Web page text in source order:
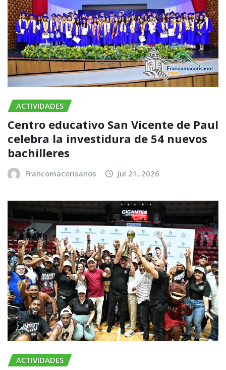
ACTIVIDADES
Centro educativo San Vicente de Paul
celebra la investidura de 54 nuevos
bachilleres
Francomacorisanos Jul 21, 2026
ACTIVIDADES